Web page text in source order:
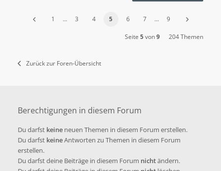
1 … 3 4 5 6 7 … 9
Seite 5von9 204 Themen
Zurück zur Foren-Übersicht
Berechtigungen in diesem Forum
Du darfst keine neuen Themen in diesem Forum erstellen.
Du darfst keineAntworten zu Themen in diesem Forum
erstellen.
Du darfst deine Beiträge in diesem Forum nichtändern.